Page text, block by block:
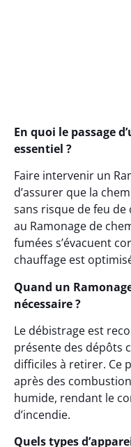
En quoi le passage
essentiel ?
Faire intervenir un
d’assurer que la
sans risque de feu
au Ramonage de
fumées s’évacuent
chauffage est
Quand un
nécessaire ?
Le débistrage est
présente des dépôts
difficiles à retirer. Ce
après des
humide, rendant le
d’incendie.
Quels types